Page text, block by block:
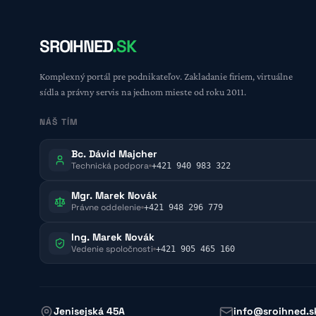
SROIHNED.SK
Komplexný portál pre podnikateľov. Zakladanie firiem, virtuálne
sídla a právny servis na jednom mieste od roku 2011.
NÁŠ TÍM
Bc. Dávid Majcher
Technická podpora +421 940 983 322
Mgr. Marek Novák
Právne oddelenie +421 948 296 779
Ing. Marek Novák
Vedenie spoločnosti +421 905 465 160
Jenisejská 45A